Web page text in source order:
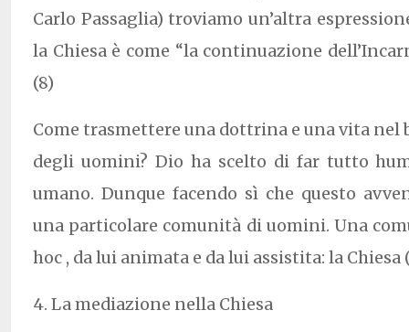
Carlo Passaglia) troviamo un’altra
la Chiesa è come “la continuazione
(8)
Come trasmettere una dottrina e una vita nel
degli uomini? Dio ha scelto di far tutto
umano. Dunque facendo sì che questo
una particolare comunità di uomini. Una
hoc , da lui animata e da lui assistita: la Chiesa
4. La mediazione nella Chiesa